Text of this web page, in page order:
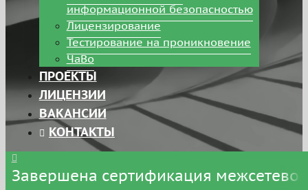
информационной безопасностью
Лицензирование
Тестирование на проникновение
ЧаВо
ПРОЕКТЫ
ЛИЦЕНЗИИ
ВАКАНСИИ
КОНТАКТЫ
Завершена сертификация